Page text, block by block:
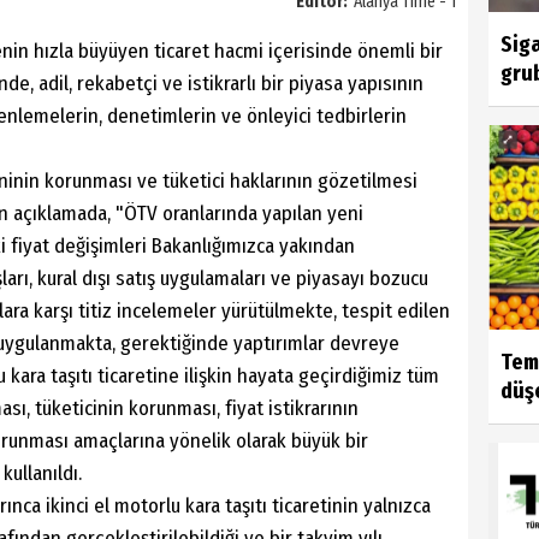
hızla büyüyen ticaret hacmi içerisinde önemli bir
adil, rekabetçi ve istikrarlı bir piyasa yapısının
denetimlerin ve önleyici tedbirlerin
korunması ve tüketici haklarının gözetilmesi
"ÖTV oranlarında yapılan yeni
değişimleri Bakanlığımızca yakından
kural dışı satış uygulamaları ve piyasayı bozucu
karşı titiz incelemeler yürütülmekte, tespit edilen
gerektiğinde yaptırımlar devreye
kara taşıtı ticaretine ilişkin hayata geçirdiğimiz tüm
tüketicinin korunması, fiyat istikrarının
amaçlarına yönelik olarak büyük bir
ikinci el motorlu kara taşıtı ticaretinin yalnızca